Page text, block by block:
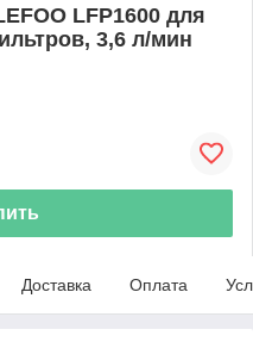
LFP1600 для
3,6 л/мин
Доставка Оплата